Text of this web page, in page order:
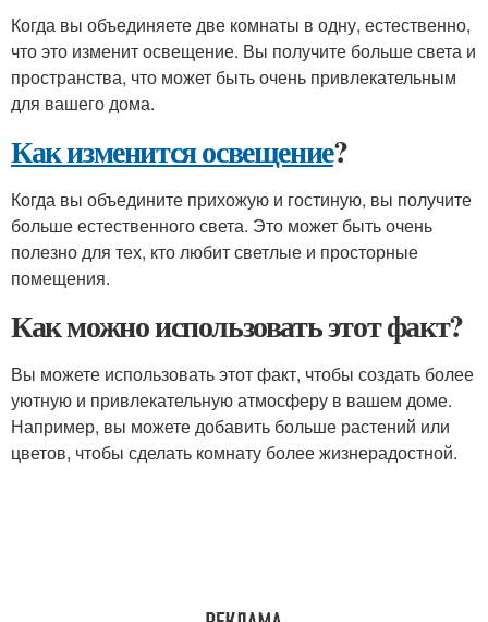
Когда вы объединяете две комнаты в одну, естественно,
что это изменит освещение. Вы получите больше света и
пространства, что может быть очень привлекательным
для вашего дома.
Как изменится освещение?
Когда вы объедините прихожую и гостиную, вы получите
больше естественного света. Это может быть очень
полезно для тех, кто любит светлые и просторные
помещения.
Как можно использовать этот факт?
Вы можете использовать этот факт, чтобы создать более
уютную и привлекательную атмосферу в вашем доме.
Например, вы можете добавить больше растений или
цветов, чтобы сделать комнату более жизнерадостной.